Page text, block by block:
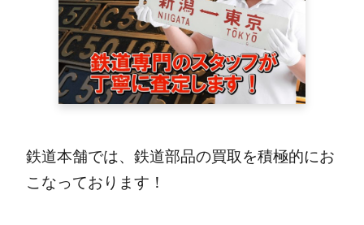
鉄道本舗では、鉄道部品の買取を積極的にお
こなっております！